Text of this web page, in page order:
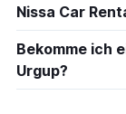
Nissa Car
Bekomme ich
Urgup?